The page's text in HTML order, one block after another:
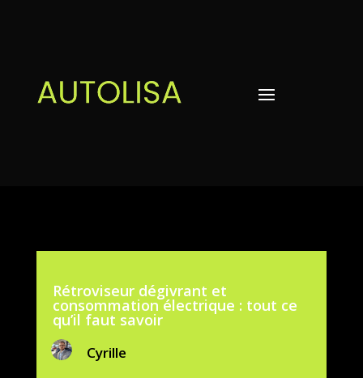
Rétroviseur dégivrant et
consommation électrique : tout ce
qu’il faut savoir
Cyrille